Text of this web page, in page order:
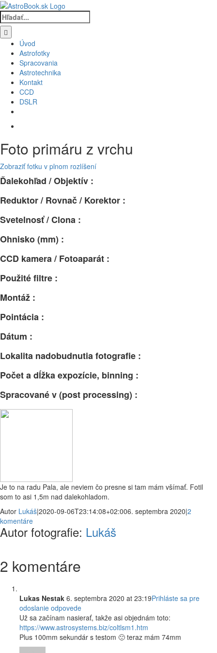
Skip
to
content
Hľadať:
Úvod
Astrofotky
Spracovania
Astrotechnika
Kontakt
CCD
DSLR
Foto primáru z vrchu
Zobraziť fotku v plnom rozlíšení
Ďalekohľad / Objektív :
Reduktor / Rovnač / Korektor :
Svetelnosť / Clona :
Ohnisko (mm) :
CCD kamera / Fotoaparát :
Použité filtre :
Montáž :
Pointácia :
Dátum :
Lokalita nadobudnutia fotografie :
Počet a dĺžka expozície, binning :
Spracované v (post processing) :
Facebook
Email
Je to na radu Pala, ale neviem čo presne si tam mám všímať. Fotil
som to asi 1,5m nad dalekohladom.
Autor Lukáš|2020-09-06T23:14:08+02:006. septembra 2020|2
komentáre
Autor fotografie: Lukáš
2 komentáre
Lukas Nestak 6. septembra 2020 at 23:19Prihláste sa pre
odoslanie odpovede
Už sa začínam nasierať, takže asi objednám toto:
https://www.astrosystems.biz/coltlsm1.htm
Plus 100mm sekundár s testom 🙁 teraz mám 74mm